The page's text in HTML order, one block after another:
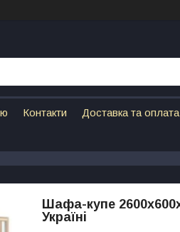
Контакти Доставка та оплата
Шафа-купе
Україні